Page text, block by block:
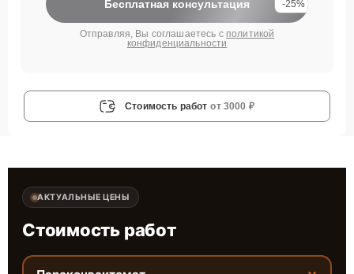
Бесплатная консультация -25%
Отправляя, Вы соглашаетесь с политикой
конфиденциальности
Стоимость работ от 3000 ₽
АКТУАЛЬНЫЕ ЦЕНЫ
Стоимость работ